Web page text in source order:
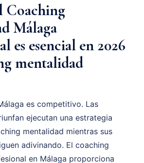
Coaching
Málaga
es esencial en 2026
mentalidad
es competitivo. Las
ejecutan una estrategia
mentalidad mientras sus
adivinando. El coaching
en Málaga proporciona